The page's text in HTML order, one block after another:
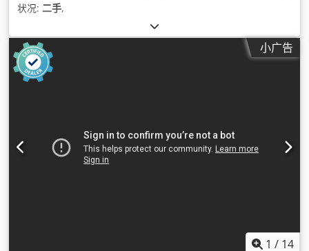
状况: 二手,
小广告
1 / 14